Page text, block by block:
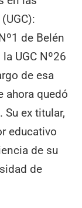
de Belén
UGC Nº26
de esa
ahora quedó
Su ex titular,
educativo
de su
de